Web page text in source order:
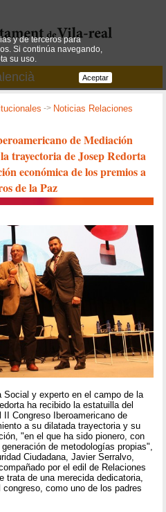
-> Noticias Relaciones
de Mediación
trayectoria de Josep Redorta
económica de los premios a
de la Paz
Social y experto en el campo de la
ha recibido la estatuilla del
Congreso Iberoamericano de
a su dilatada trayectoria y su
"en el que ha sido pionero, con
de metodologías propias",
Ciudadana, Javier Serralvo,
por el edil de Relaciones
trata de una merecida dedicatoria,
como uno de los padres
y de terceros para
Si continúa navegando,
su uso.
Aceptar